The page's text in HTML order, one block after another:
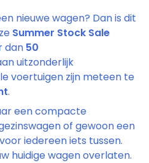
nieuwe wagen? Dan is dit
Summer Stock Sale
dan 50
uitzonderlijk
voertuigen zijn meteen te
.
een compacte
of gewoon een
iedereen iets tussen.
huidige wagen overlaten.